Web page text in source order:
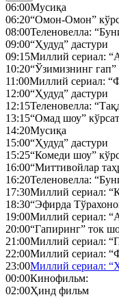
06:00Мусиқа
06:20“Омон-Омон”
08:00Теленовелла:
09:00“Ҳудуд” дастури
09:15Миллий сериал:
10:20“Ўзимизнинг гап”
11:00Миллий сериал:
12:00“Ҳудуд” дастури
12:15Теленовелла:
13:15“Омад шоу”
14:20Мусиқа
15:00“Ҳудуд” дастури
15:25“Комеди шоу”
16:00“Миттивойлар
16:20Теленовелла:
17:30Миллий сериал:
18:30“Эфирда
19:00Миллий сериал:
20:00“Гапиринг” ток
21:00Миллий сериал:
22:00Миллий сериал:
23:00Миллий сериал:
00:00Кинофильм:
02:00Ҳинд фильм